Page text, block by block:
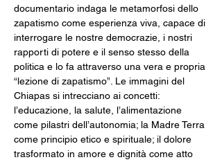
documentario indaga le metamorfosi dello
zapatismo come esperienza viva, capace di
interrogare le nostre democrazie, i nostri
rapporti di potere e il senso stesso della
politica e lo fa attraverso una vera e propria
“lezione di zapatismo”. Le immagini del
Chiapas si intrecciano ai concetti:
l’educazione, la salute, l’alimentazione
come pilastri dell’autonomia; la Madre Terra
come principio etico e spirituale; il dolore
trasformato in amore e dignità come atto